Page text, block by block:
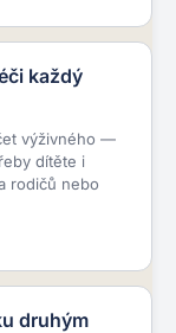
každý
výživného —
dítěte i
rodičů nebo
druhým